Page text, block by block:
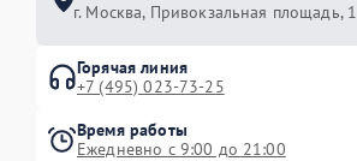
г. Москва, Привокзальная площадь, 1
Горячая линия
+7 (495) 023-73-25
Время работы
Ежедневно с 9:00 до 21:00